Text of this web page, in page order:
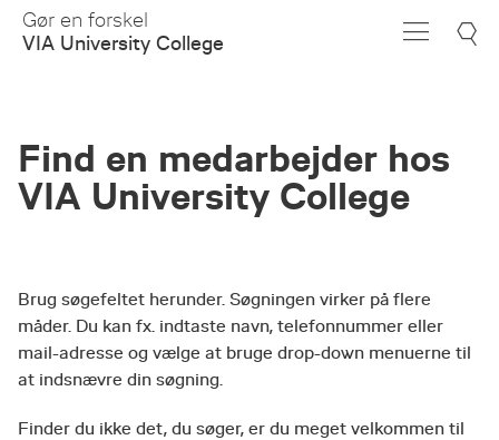
Skip
Main
Gør en forskel
VIA University College
Find en medarbejder hos
VIA University College
Brug søgefeltet herunder. Søgningen virker på flere
måder. Du kan fx. indtaste navn, telefonnummer eller
mail-adresse og vælge at bruge drop-down menuerne til
at indsnævre din søgning.
Finder du ikke det, du søger, er du meget velkommen til